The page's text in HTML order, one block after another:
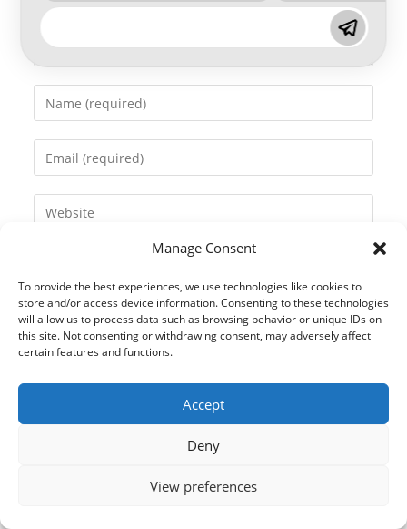
Manage Consent
To provide the best experiences, we use technologies like cookies to
store and/or access device information. Consenting to these technologies
will allow us to process data such as browsing behavior or unique IDs on
this site. Not consenting or withdrawing consent, may adversely affect
certain features and functions.
Accept
Deny
View preferences
Enter
your
name
Enter
your
email
address
Enter
your
(optional)
© 2021 Kaméleon Hungary Kft. Minden jog fenntartva. All rights